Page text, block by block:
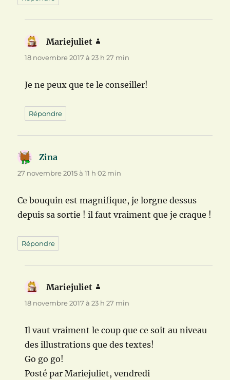
Mariejuliet
18 novembre 2017 à 23 h 27 min
Je ne peux que te le conseiller!
Répondre
Zina
27 novembre 2015 à 11 h 02 min
Ce bouquin est magnifique, je lorgne dessus
depuis sa sortie ! il faut vraiment que je craque !
Répondre
Mariejuliet
18 novembre 2017 à 23 h 27 min
Il vaut vraiment le coup que ce soit au niveau
des illustrations que des textes!
Go go go!
Posté par Mariejuliet, vendredi